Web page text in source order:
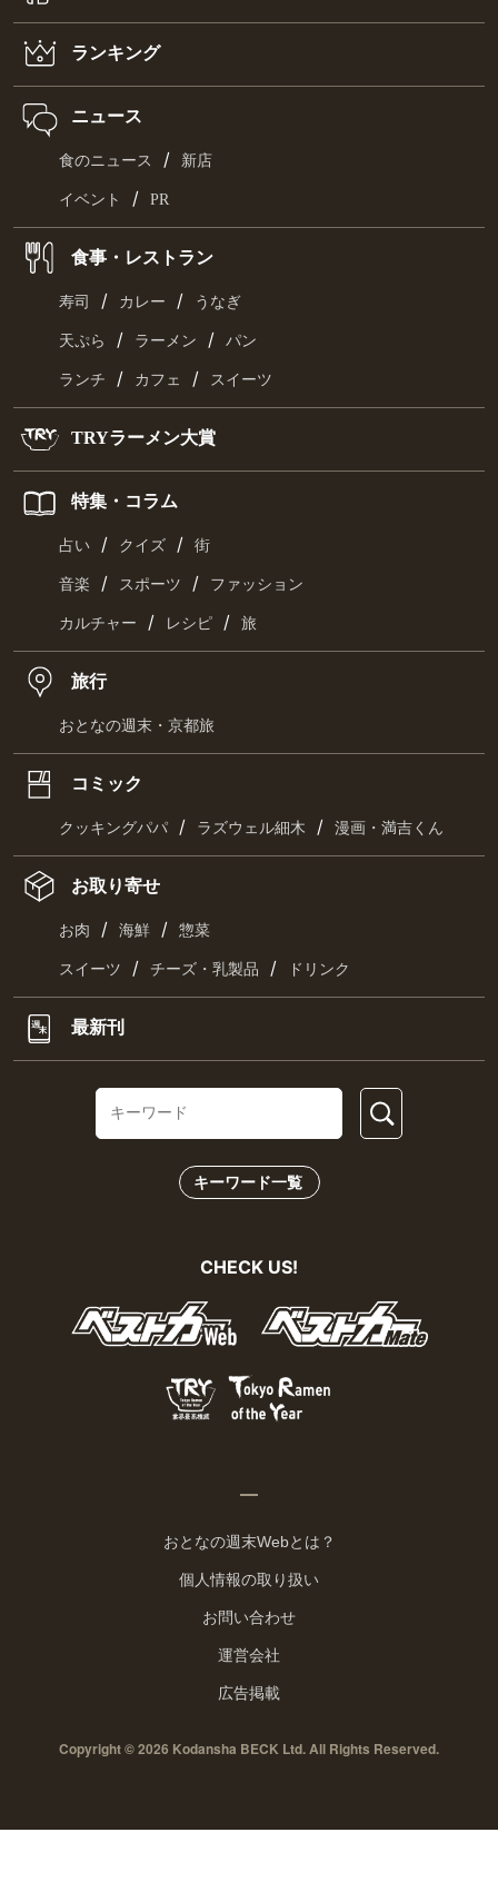
ランキング
ニュース
食のニュース / 新店
イベント / PR
食事・レストラン
寿司 / カレー / うなぎ
天ぷら / ラーメン / パン
ランチ / カフェ / スイーツ
TRYラーメン大賞
特集・コラム
占い / クイズ / 街
音楽 / スポーツ / ファッション
カルチャー / レシピ / 旅
旅行
おとなの週末・京都旅
コミック
クッキングパパ / ラズウェル細木 / 漫画・満吉くん
お取り寄せ
お肉 / 海鮮 / 惣菜
スイーツ / チーズ・乳製品 / ドリンク
最新刊
キーワード一覧
CHECK US!
おとなの週末Webとは？
個人情報の取り扱い
お問い合わせ
運営会社
広告掲載
Copyright © 2026 Kodansha BECK Ltd. All Rights Reserved.